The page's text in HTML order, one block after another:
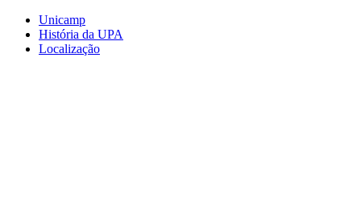
Conteúdo principal
Unicamp
História da UPA
Localização